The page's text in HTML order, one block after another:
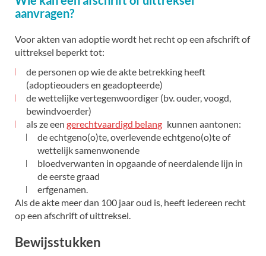
aanvragen?
Voor akten van adoptie wordt het recht op een afschrift of
uittreksel beperkt tot:
de personen op wie de akte betrekking heeft
(adoptieouders en geadopteerde)
de wettelijke vertegenwoordiger (bv. ouder, voogd,
bewindvoerder)
als ze een gerechtvaardigd belang kunnen aantonen:
de echtgeno(o)te, overlevende echtgeno(o)te of
wettelijk samenwonende
bloedverwanten in opgaande of neerdalende lijn in
de eerste graad
erfgenamen.
Als de akte meer dan 100 jaar oud is, heeft iedereen recht
op een afschrift of uittreksel.
Bewijsstukken